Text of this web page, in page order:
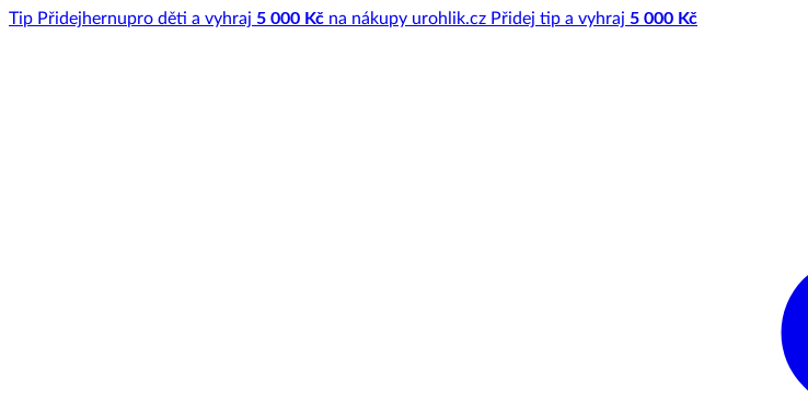
Tip Přidejhernupro děti a vyhraj 5 000 Kč na nákupy urohlik.cz Přidej tip a vyhraj 5 000 Kč